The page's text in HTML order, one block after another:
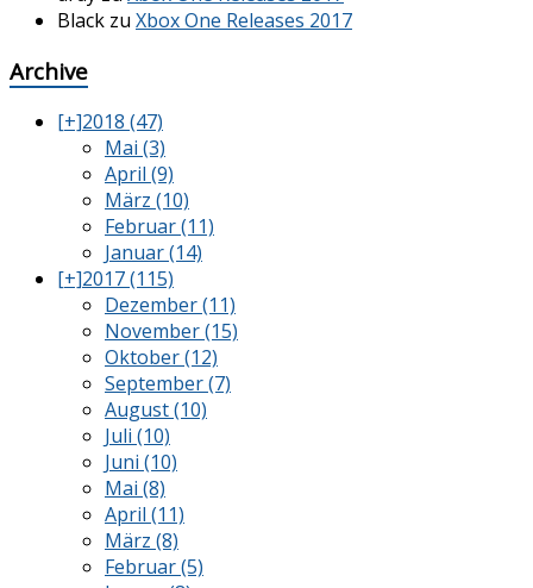
Black zu Xbox One Releases 2017
Archive
[+]2018 (47)
Mai (3)
April (9)
März (10)
Februar (11)
Januar (14)
[+]2017 (115)
Dezember (11)
November (15)
Oktober (12)
September (7)
August (10)
Juli (10)
Juni (10)
Mai (8)
April (11)
März (8)
Februar (5)